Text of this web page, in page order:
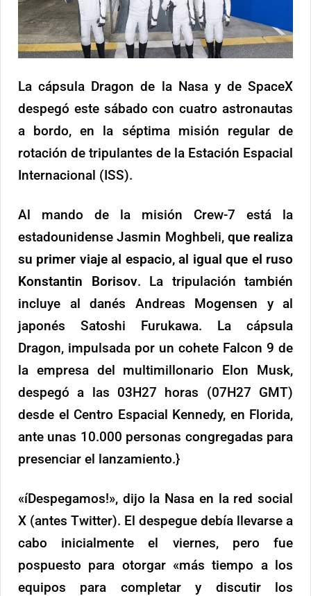
La cápsula Dragon de la Nasa y de SpaceX
despegó este sábado con cuatro astronautas
a bordo, en la séptima misión regular de
rotación de tripulantes de la Estación Espacial
Internacional (ISS).
Al mando de la misión Crew-7 está la
estadounidense Jasmin Moghbeli,que realiza
su primer viaje al espacio, al igual que el ruso
Konstantin Borisov. La tripulación también
incluye al danés Andreas Mogensen y al
japonés Satoshi Furukawa. La cápsula
Dragon, impulsada por un cohete Falcon 9 de
la empresa del multimillonario Elon Musk,
despegó a las 03H27 horas (07H27 GMT)
desde el Centro Espacial Kennedy, en Florida,
ante unas 10.000 personas congregadas para
presenciar el lanzamiento.}
«íDespegamos!», dijo la Nasa en la red social
X (antes Twitter). El despegue debía llevarse a
cabo inicialmente el viernes, pero fue
pospuesto para otorgar «más tiempo a los
equipos para completar y discutir los